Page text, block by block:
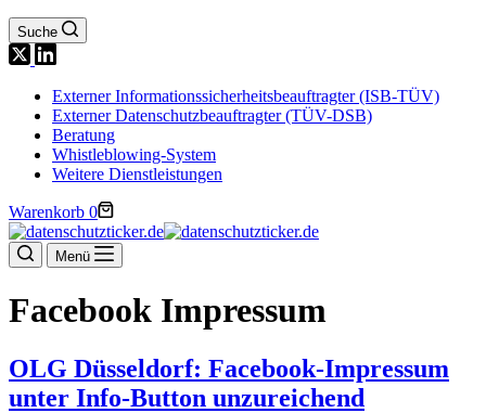
Suche
Externer Informationssicherheitsbeauftragter (ISB-TÜV)
Externer Datenschutzbeauftragter (TÜV-DSB)
Beratung
Whistleblowing-System
Weitere Dienstleistungen
Warenkorb 0
Menü
Facebook Impressum
OLG Düsseldorf: Facebook-Impressum
unter Info-Button unzureichend